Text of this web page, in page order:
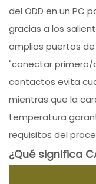
del ODD en un PC
gracias a los
amplios puertos
"conectar primero/
contactos evita
mientras que la
temperatura
requisitos del
¿Qué significa